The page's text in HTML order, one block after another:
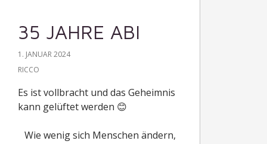
35 JAHRE ABI
1. JANUAR 2024
RICCO
Es ist vollbracht und das Geheimnis
kann gelüftet werden 😊
Wie wenig sich Menschen ändern,